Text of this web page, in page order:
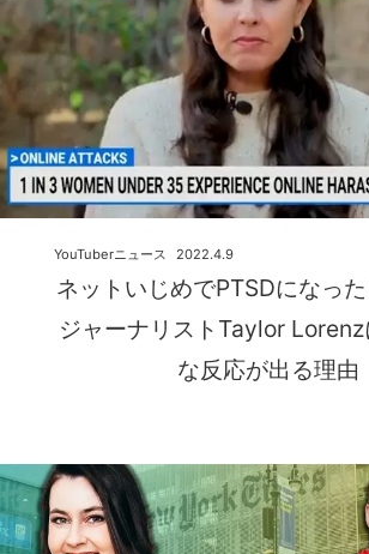
ネットいじめでPTSDになっ
ジャーナリストTaylor
な反応が出る理由
2022.4.9
YouTuberニュース